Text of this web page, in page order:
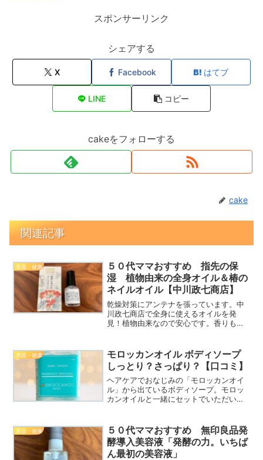
スポンサーリンク
シェアする
X Facebook はてブ
LINE コピー
cakeをフォローする
cake
関連記事
美容・健康
５０代ママおすすめ 指先の保
湿 植物由来の全身オイル＆椿の
ネイルオイル【中川政七商店】
乾燥対策にアンテナを張っています。中
川政七商店で全身に使えるオイルを発
見！植物由来なので安心です。香りも柚
したネイルオイルも良い！植物由来の全
身オイル＆ネイルオイル香り...
美容・健康
モロッカンオイル ボディソープ
しっとり？さっぱり？【口コミ】
ヘアケアでおなじみの「モロッカンオイ
ル」から出ているボディソープ。モロッ
カンオイルと一緒にセットでいただいた
た。でも使ってみると、全然潤ってる！
上品で高級感のある香りを、...
美容・健康
５０代ママおすすめ 無印良品発
酵導入美容液「発酵の力。いちば
ん最初の美容液」